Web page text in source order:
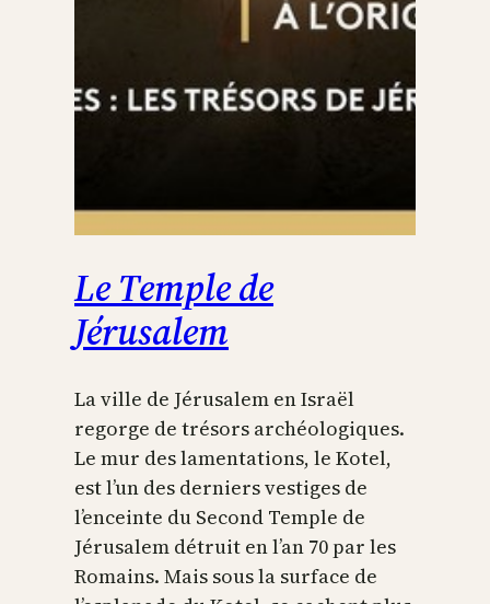
Le Temple de
Jérusalem
La ville de Jérusalem en Israël
regorge de trésors archéologiques.
Le mur des lamentations, le Kotel,
est l’un des derniers vestiges de
l’enceinte du Second Temple de
Jérusalem détruit en l’an 70 par les
Romains. Mais sous la surface de